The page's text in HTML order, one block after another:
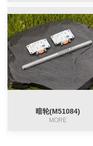
暗轮(M51084)
MORE